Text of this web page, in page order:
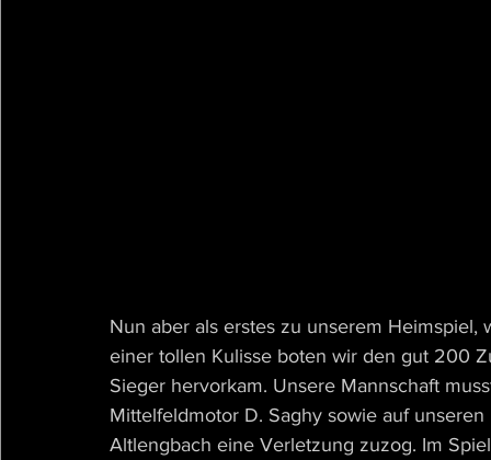
Nun aber als erstes zu unserem
einer tollen Kulisse boten wir den gut 200
Sieger hervorkam. Unsere Mannschaft
Mittelfeldmotor D. Saghy sowie auf
Altlengbach eine Verletzung zuzog. Im